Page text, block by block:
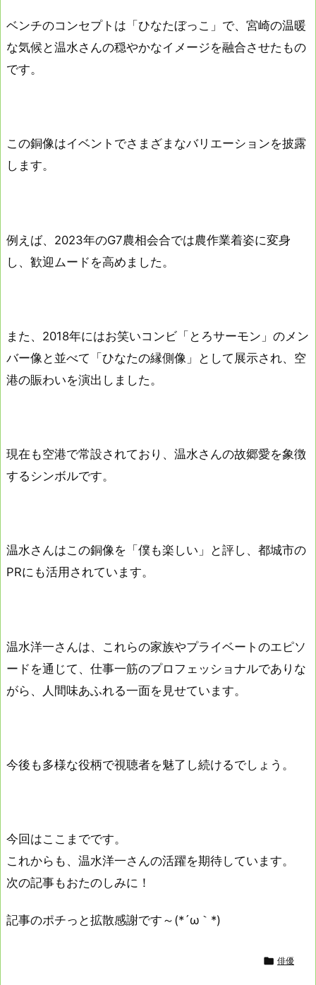
ベンチのコンセプトは「ひなたぼっこ」で、宮崎の温暖
な気候と温水さんの穏やかなイメージを融合させたもの
です。
この銅像はイベントでさまざまなバリエーションを披露
します。
例えば、2023年のG7農相会合では農作業着姿に変身
し、歓迎ムードを高めました。
また、2018年にはお笑いコンビ「とろサーモン」のメン
バー像と並べて「ひなたの縁側像」として展示され、空
港の賑わいを演出しました。
現在も空港で常設されており、温水さんの故郷愛を象徴
するシンボルです。
温水さんはこの銅像を「僕も楽しい」と評し、都城市の
PRにも活用されています。
温水洋一さんは、これらの家族やプライベートのエピソ
ードを通じて、仕事一筋のプロフェッショナルでありな
がら、人間味あふれる一面を見せています。
今後も多様な役柄で視聴者を魅了し続けるでしょう。
今回はここまでです。
これからも、温水洋一さんの活躍を期待しています。
次の記事もおたのしみに！
記事のポチっと拡散感謝です～(*´ω｀*)
 俳優